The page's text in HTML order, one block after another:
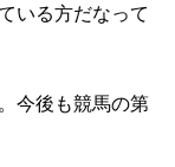
いる方だなって
今後も競馬の第